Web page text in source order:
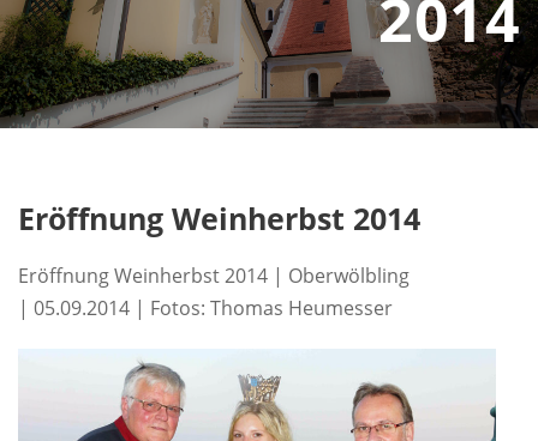
2014
Eröffnung Weinherbst 2014
Eröffnung Weinherbst 2014 | Oberwölbling
| 05.09.2014 | Fotos: Thomas Heumesser